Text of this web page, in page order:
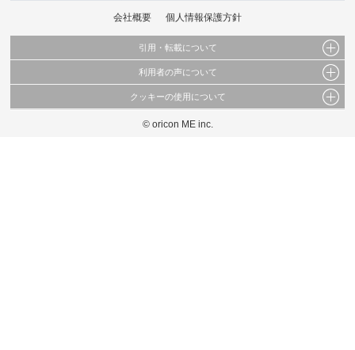
会社概要 個人情報保護方針
引用・転載について
当サイトで公開されている情報（文字、写真、イラスト、画像データ等）及びこれらの配
これらの情報を権利者の許可なく無断転載・複製などの二次利用を行うことは固く禁じて
利用者の声について
当サイトに掲載している内容はすべてサービスの利用者が提出された見解・感想です。
弊社の見解・ 意見ではないことをご理解いただいた上でご覧ください。
クッキーの使用について
このサイトでは Cookie を使用して、ユーザーに合わせたコンテンツや広告の表示、ソー
© oricon ME inc.